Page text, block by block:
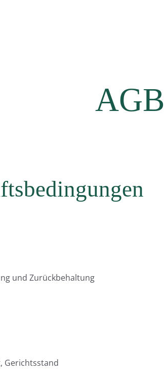
AGB
und Zurückbehaltung
Gerichtsstand